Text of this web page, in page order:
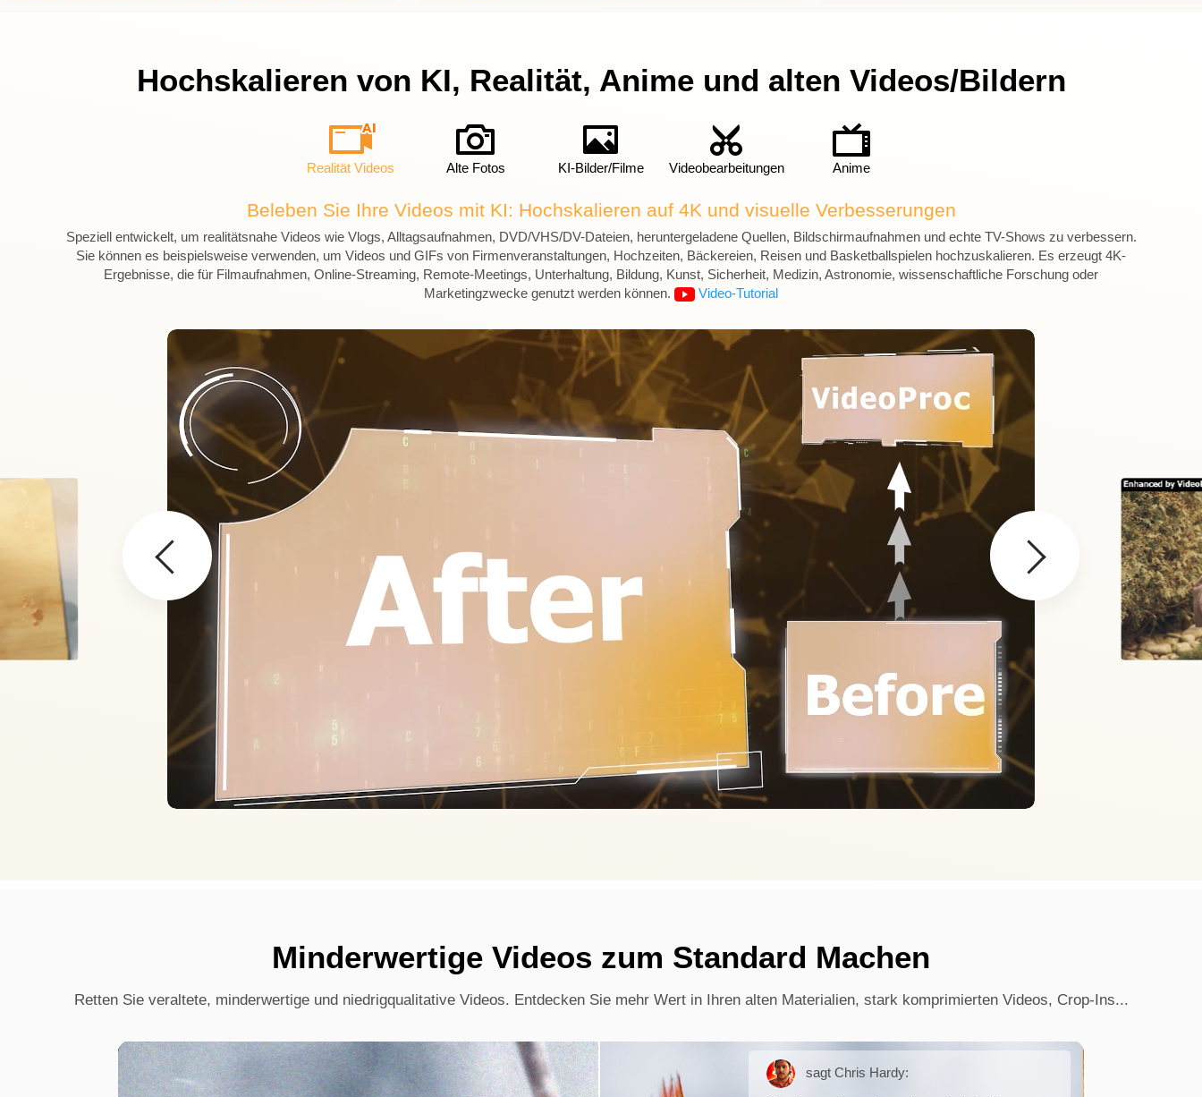
Hochskalieren von KI, Realität, Anime und alten Videos/Bildern
Realität Videos Alte Fotos KI-Bilder/Filme Videobearbeitungen Anime
Beleben Sie Ihre Videos mit KI: Hochskalieren auf 4K und visuelle Verbesserungen
Speziell entwickelt, um realitätsnahe Videos wie Vlogs, Alltagsaufnahmen, DVD/VHS/DV-Dateien, heruntergeladene Quellen, Bildschirmaufnahmen und echte TV-Shows zu verbessern.
Sie können es beispielsweise verwenden, um Videos und GIFs von Firmenveranstaltungen, Hochzeiten, Bäckereien, Reisen und Basketballspielen hochzuskalieren. Es erzeugt 4K-
Ergebnisse, die für Filmaufnahmen, Online-Streaming, Remote-Meetings, Unterhaltung, Bildung, Kunst, Sicherheit, Medizin, Astronomie, wissenschaftliche Forschung oder
Marketingzwecke genutzt werden können.
Video-Tutorial
Minderwertige Videos zum Standard Machen
Retten Sie veraltete, minderwertige und niedrigqualitative Videos. Entdecken Sie mehr Wert in Ihren alten Materialien, stark komprimierten Videos, Crop-Ins...
sagt Chris Hardy: